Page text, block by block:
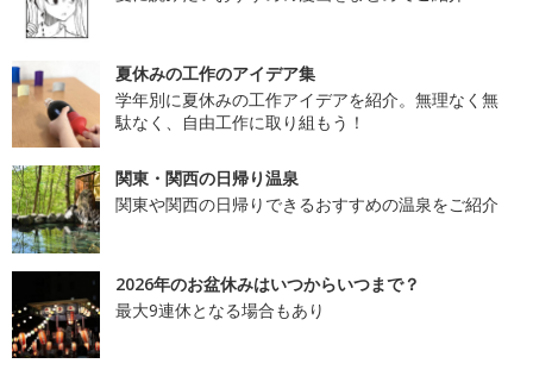
夏休みの工作のアイデア集
学年別に夏休みの工作アイデアを紹介。無理なく無
駄なく、自由工作に取り組もう！
関東・関西の日帰り温泉
関東や関西の日帰りできるおすすめの温泉をご紹介
2026年のお盆休みはいつからいつまで？
最大9連休となる場合もあり